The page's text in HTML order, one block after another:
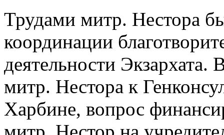
Трудами митр. Нестора
координации
деятельности Экзархата.
митр. Нестора к
Харбине, вопрос